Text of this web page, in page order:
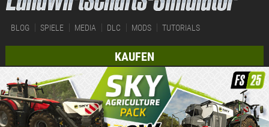
BLOG SPIELE MEDIA DLC MODS TUTORIALS
KAUFEN